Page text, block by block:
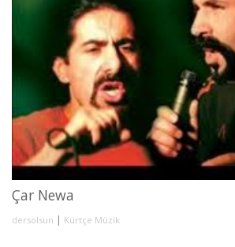
Çar Newa
dersolsun | Kürtçe Müzik